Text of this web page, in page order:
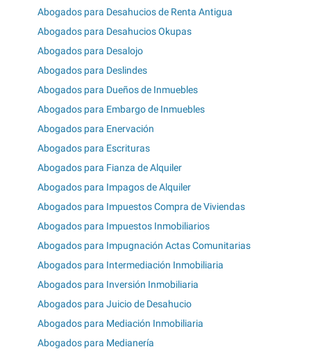
Abogados para Desahucios de Renta Antigua
Abogados para Desahucios Okupas
Abogados para Desalojo
Abogados para Deslindes
Abogados para Dueños de Inmuebles
Abogados para Embargo de Inmuebles
Abogados para Enervación
Abogados para Escrituras
Abogados para Fianza de Alquiler
Abogados para Impagos de Alquiler
Abogados para Impuestos Compra de Viviendas
Abogados para Impuestos Inmobiliarios
Abogados para Impugnación Actas Comunitarias
Abogados para Intermediación Inmobiliaria
Abogados para Inversión Inmobiliaria
Abogados para Juicio de Desahucio
Abogados para Mediación Inmobiliaria
Abogados para Medianería